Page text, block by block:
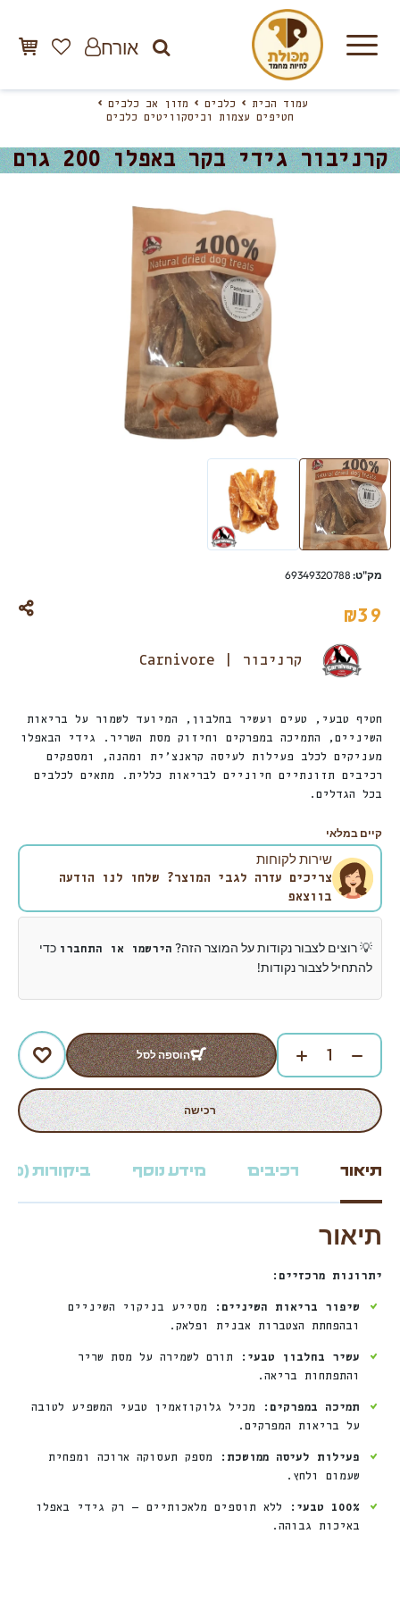
אורח
עמוד הבית כלבים
מזון אב כלבים
חטיפים עצמות וביסקוויטים כלבים
קרניבור גידי בקר באפלו 200 גרם
מק"ט: 69349320788
₪39
קרניבור | Carnivore
חטיף טבעי, טעים ועשיר בחלבון, המיועד לשמור על בריאות
השיניים, התמיכה במפרקים וחיזוק מסת השריר. גידי הבאפלו
מעניקים לכלב פעילות לעיסה קראנצ’ית ומהנה, ומספקים
רכיבים תזונתיים חיוניים לבריאות כללית. מתאים לכלבים
בכל הגדלים.
קיים במלאי
שירות לקוחות
צריכים עזרה לגבי המוצר? שלחו לנו הודעה
בווצאפ
💡 רוצים לצבור נקודות על המוצר הזה? הירשמו או התחברו כדי
להתחיל לצבור נקודות!
הוספה לסל
רכישה
תיאור רכיבים מידע נוסף ביקורות (0)
תיאור
יתרונות מרכזיים:
שיפור בריאות השיניים:
מסייע בניקוי השיניים
ובהפחתת הצטברות אבנית ופלאק.
עשיר בחלבון טבעי:
תורם לשמירה על מסת שריר
והתפתחות בריאה.
תמיכה במפרקים:
מכיל גלוקוזאמין טבעי המשפיע לטובה
על בריאות המפרקים.
פעילות לעיסה ממושכת:
מספק תעסוקה ארוכה ומפחית
שעמום ולחץ.
100% טבעי:
ללא תוספים מלאכותיים — רק גידי באפלו
באיכות גבוהה.